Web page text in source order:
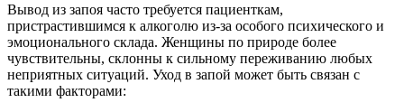
Вывод из запоя часто требуется пациенткам,
пристрастившимся к алкоголю из-за особого психического и
эмоционального склада. Женщины по природе более
чувствительны, склонны к сильному переживанию любых
неприятных ситуаций. Уход в запой может быть связан с
такими факторами: